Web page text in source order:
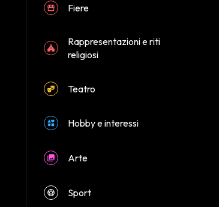
Fiere
Rappresentazioni e riti
religiosi
Teatro
Hobby e interessi
Arte
Sport